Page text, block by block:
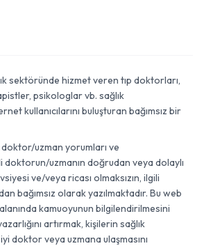
sektöründe hizmet veren tıp doktorları,
psikologlar vb. sağlık
kullanıcılarını buluşturan bağımsız bir
uzman yorumları ve
uzmanın doğrudan veya dolaylı
ve/veya ricası olmaksızın, ilgili
bağımsız olarak yazılmaktadır. Bu web
kamuoyunun bilgilendirilmesini
artırmak, kişilerin sağlık
doktor veya uzmana ulaşmasını